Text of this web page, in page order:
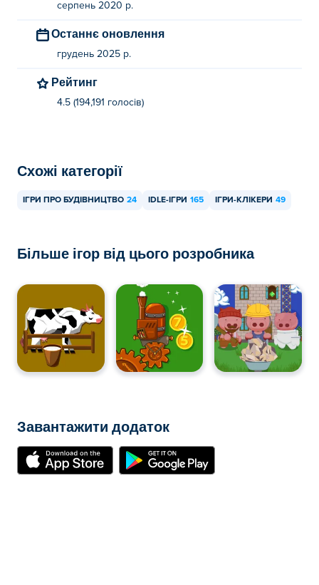
серпень 2020 р.
Останнє оновлення
грудень 2025 р.
Рейтинг
4.5 (194,191 голосів)
Схожі категорії
ІГРИ ПРО БУДІВНИЦТВО 24 IDLE-ІГРИ 165 ІГРИ-КЛІКЕРИ 49
Більше ігор від цього розробника
Завантажити додаток